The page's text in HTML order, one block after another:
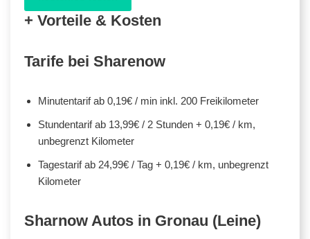
+ Vorteile & Kosten
Tarife bei Sharenow
Minutentarif ab 0,19€ / min inkl. 200 Freikilometer
Stundentarif ab 13,99€ / 2 Stunden + 0,19€ / km,
unbegrenzt Kilometer
Tagestarif ab 24,99€ / Tag + 0,19€ / km, unbegrenzt
Kilometer
Sharnow Autos in Gronau (Leine)